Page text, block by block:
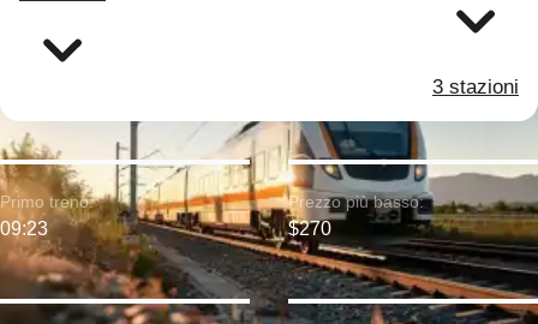
3 stazioni
Primo treno:
09:23
Prezzo più basso:
$270